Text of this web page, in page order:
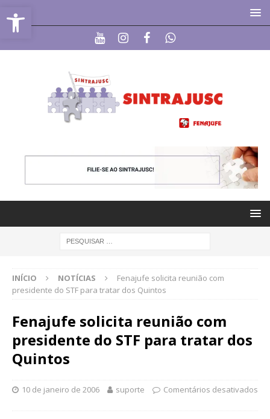
Abrir a barra de ferramentas
INÍCIO NOTÍCIAS
Fenajufe solicita reunião com
presidente do STF para tratar dos Quintos
Fenajufe solicita reunião com
presidente do STF para tratar dos
Quintos
10 de janeiro de 2006 suporte Comentários desativados